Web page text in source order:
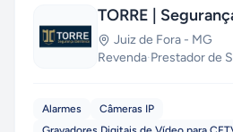
TORRE |
Juiz de Fora - MG
Revenda·Prestador de
Alarmes
Câmeras IP